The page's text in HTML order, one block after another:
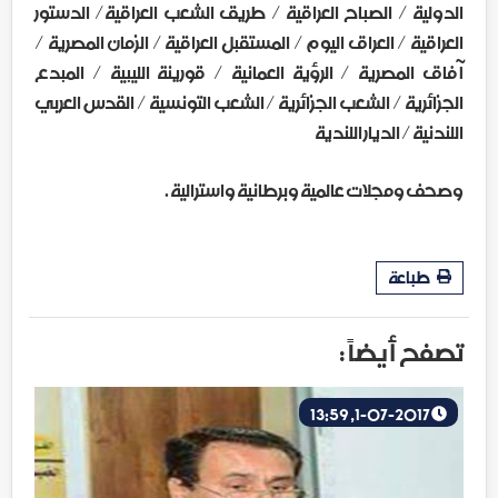
الدولية / الصباح العراقية / طريق الشعب العراقية/ الدستور
العراقية / العراق اليوم / المستقبل العراقية / الزمان المصرية /
آفاق المصرية / الرؤية العمانية / قورينة الليبية / المبدع
الجزائرية / الشعب الجزائرية / الشعب التونسية / القدس العربي
اللندنية / الديار اللندية
وصحف ومجلات عالمية وبرطانية واسترالية .
طباعة
تصفح أيضاً :